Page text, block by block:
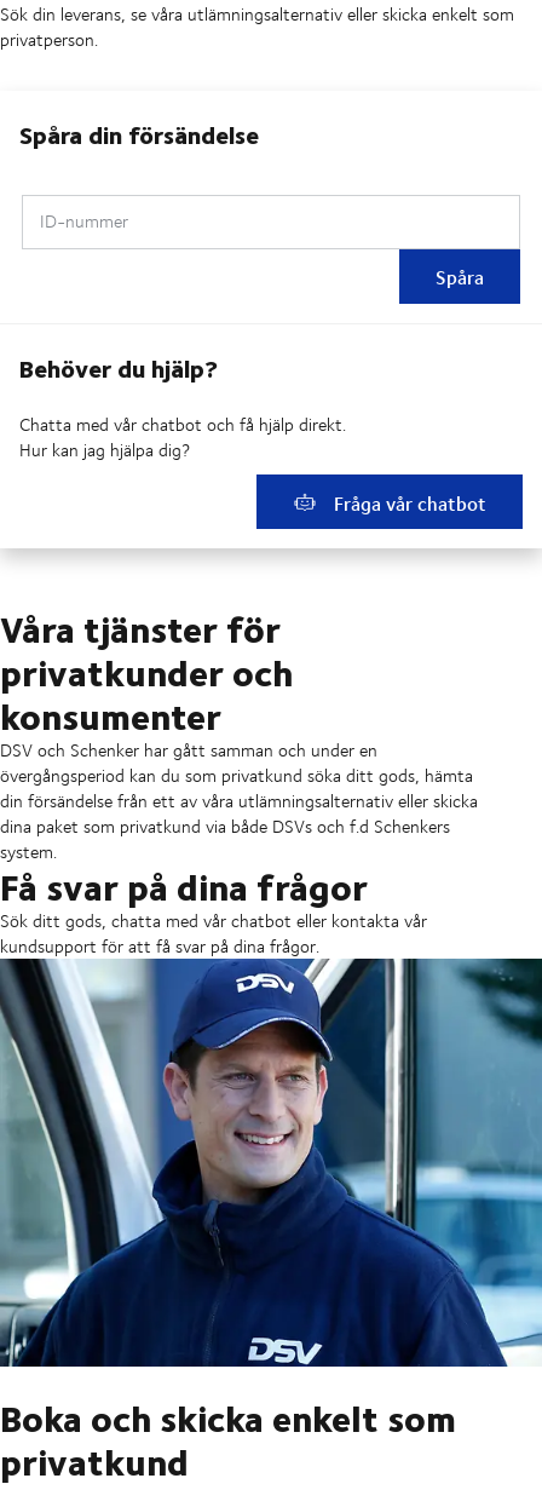
Sök din leverans, se våra utlämningsalternativ eller skicka enkelt som
privatperson.
Spåra din försändelse
ID-nummer
Spåra
Behöver du hjälp?
Chatta med vår chatbot och få hjälp direkt.
Hur kan jag hjälpa dig?
Fråga vår chatbot
Våra tjänster för
privatkunder och
konsumenter
DSV och Schenker har gått samman och under en
övergångsperiod kan du som privatkund söka ditt gods, hämta
din försändelse från ett av våra utlämningsalternativ eller skicka
dina paket som privatkund via både DSVs och f.d Schenkers
system.
Få svar på dina frågor
Sök ditt gods, chatta med vår chatbot eller kontakta vår
kundsupport för att få svar på dina frågor.
Boka och skicka enkelt som
privatkund